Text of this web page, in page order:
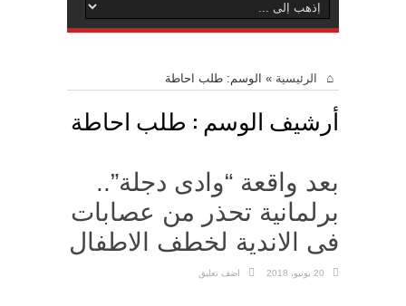
الرئيسية » الوسم: طلب احاطة
أرشيف الوسم : طلب احاطة
بعد واقعة “وادى دجلة”..
برلمانية تحذر من عصابات
فى الاندية لخطف الاطفال
20 يونيو، 2018 اضف تعليق